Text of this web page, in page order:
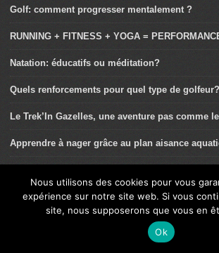
Golf: comment progresser mentalement ?
RUNNING + FITNESS + YOGA =
Natation: éducatifs ou méditation?
Quels renforcements pour quel type de golfeur?
Le Trek’In Gazelles, une aventure pas comme
Apprendre à nager grâce au plan aisance
Salle de sport: comment débuter?
Nous utilisons des cookies pour vous
expérience sur notre site web. Si vous
site, nous supposerons que vous en
Ok